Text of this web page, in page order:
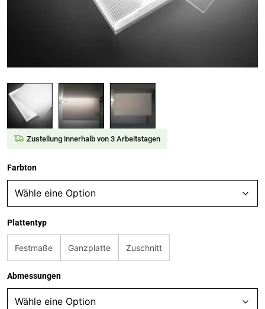
Zustellung innerhalb von 3 Arbeitstagen
Farbton
Plattentyp
Festmaße Ganzplatte Zuschnitt
Abmessungen